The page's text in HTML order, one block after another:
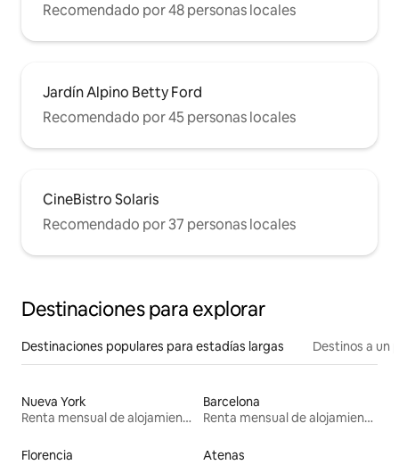
Recomendado por 48 personas locales
Jardín Alpino Betty Ford
Recomendado por 45 personas locales
CineBistro Solaris
Recomendado por 37 personas locales
Destinaciones para explorar
Destinaciones populares para estadías largas Destinos a un
Nueva York
Renta mensual de alojamientos
Barcelona
Renta mensual de alojamientos
Florencia
Atenas